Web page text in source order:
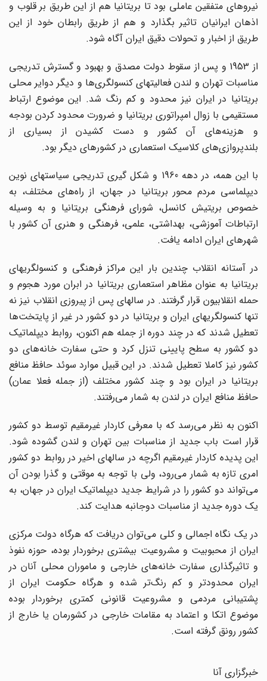
نیروهای متفقین عاملی بود تا بریتانیا هم از این طریق بر قلوب و
اذهان ایرانیان تاثیر بگذارد و هم از طریق رابطان خود از این
طریق از اخبار و تحولات دقیق ایران آگاه شود.
از 1953 و پس از سقوط دولت مصدق و بهبود و گسترش تدریجی
مناسبات تهران و لندن فعالیتهای کنسولگری‌ها و دیگر دوایر محلی
بریتانیا در ایران نیز محدود و کم رنگ شد. این موضوع ارتباط
مستقیمی با زوال امپراتوری بریتانیا و ضرورت محدود کردن بودجه
و هزینه‌های آن کشور و دست کشیدن از بسیاری از
بلندپروازی‌های کلاسیک استعماری در کشورهای دیگر بود.
با این همه، در دهه 1960 و شکل گیری تدریجی سیاستهای نوین
دیپلماسی مردم محور بریتانیا در جهان، از راه‌های مختلف، به
خصوص بریتیش کانسل، شورای فرهنگی بریتانیا و به وسیله
ارتباطات آموزشی، بهداشتی، علمی، فرهنگی و هنری آن کشور با
شهرهای ایران ادامه یافت.
در آستانه انقلاب چندین بار این مراکز فرهنگی و کنسولگریهای
بریتانیا به عنوان مظاهر استعماری بریتانیا در ابران مورد هجوم و
حمله انقلابیون قرار گرفتند. در سالهای پس از پیروزی انقلاب نیز نه
تنها کنسولگریهای ایران و بریتانیا در دو کشور در غیر از پایتخت‌ها
تعطیل شدند که در چند دوره از جمله هم اکنون، روابط دیپلماتیک
دو کشور به سطح پایینی تنزل کرد و حتی سفارت خانه‌های دو
کشور نیز کاملا تعطیل شدند. در این قبیل موارد سوئد حافظ منافع
بریتانیا در ایران بود و چند کشور مختلف (از جمله فعلا عمان)
حافظ منافع ایران در لندن به شمار می‌رفتند.
اکنون به نظر می‌رسد که با معرفی کاردار غیرمقیم توسط دو کشور
قرار است باب جدید از مناسبات بین تهران و لندن گشوده شود.
این پدیده کاردار غیرمقیم اگرچه در سالهای اخیر در روابط دو کشور
امری تازه به شمار می‌رود، ولی با توجه به موقتی و گذرا بودن آن
می‌تواند دو کشور را در شرایط جدید دیپلماتیک ایران در جهان، به
یک دوره جدید از مناسبات دوجانبه هدایت کند.
در یک نگاه اجمالی و کلی می‌توان دریافت که هرگاه دولت مرکزی
ایران از محبوبیت و مشروعیت بیشتری برخوردار بوده، حوزه نفوذ
و تاثیرگذاری سفارت خانه‌های خارجی و ماموران محلی آنان در
ایران محدود‌تر و کم رنگ‌تر شده و هر‌گاه حکومت ایران از
پشتیبانی مردمی و مشروعیت قانونی کمتری برخوردار بوده
موضوع اتکا و اعتماد به مقامات خارجی در کشورمان یا خارج از
کشور رونق گرفته است.
خبرگزاری آنا